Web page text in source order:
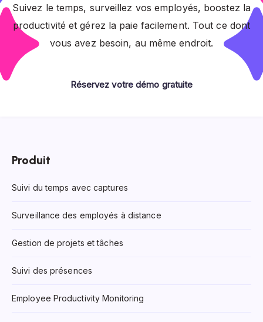
Suivez le temps, surveillez vos employés, boostez la
productivité et gérez la paie facilement. Tout ce dont
vous avez besoin, au même endroit.
Réservez votre démo gratuite
Produit
Suivi du temps avec captures
Surveillance des employés à distance
Gestion de projets et tâches
Suivi des présences
Employee Productivity Monitoring